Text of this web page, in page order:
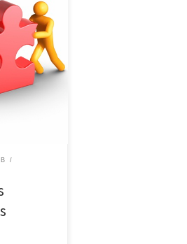
um termo
Varginha no
MG
rescisões e
Sintralab-